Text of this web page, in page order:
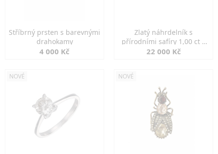
Stříbrný prsten s barevnými
drahokamy
4 000 Kč
Zlatý náhrdelník s
přírodními safíry 1,00 ct a
diamanty
22 000 Kč
NOVÉ NOVÉ